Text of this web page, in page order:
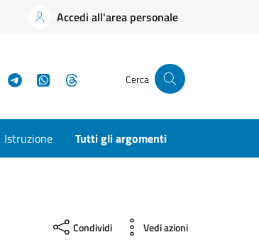
Accedi all'area personale
LinkedInTelegramWhatsApp Cerca
Istruzione Tutti gli argomenti
Condividi Vedi azioni